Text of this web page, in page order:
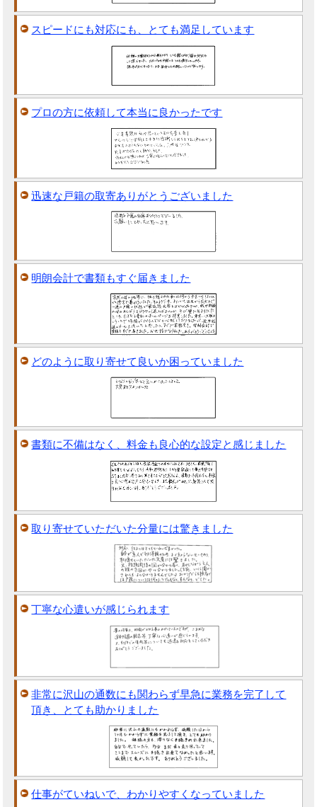
スピードにも対応にも、とても満足しています
プロの方に依頼して本当に良かったです
迅速な戸籍の取寄ありがとうございました
明朗会計で書類もすぐ届きました
どのように取り寄せて良いか困っていました
書類に不備はなく、料金も良心的な設定と感じました
取り寄せていただいた分量には驚きました
丁寧な心遣いが感じられます
非常に沢山の通数にも関わらず早急に業務を完了して
頂き、とても助かりました
仕事がていねいで、わかりやすくなっていました